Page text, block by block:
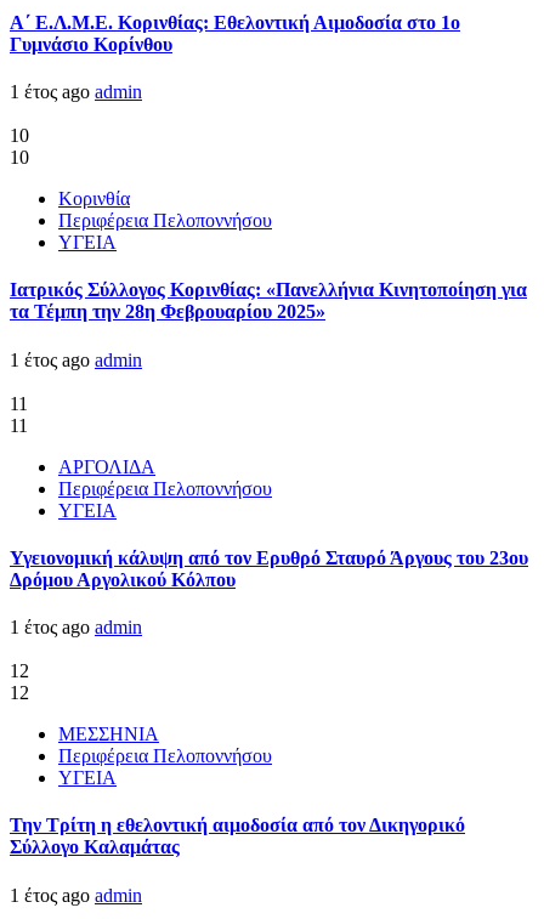
Α΄ Ε.Λ.Μ.Ε. Κορινθίας: Εθελοντική Αιμοδοσία στο 1ο
Γυμνάσιο Κορίνθου
1 έτος ago admin
10
10
Κορινθία
Περιφέρεια Πελοποννήσου
ΥΓΕΙΑ
Ιατρικός Σύλλογος Κορινθίας: «Πανελλήνια Κινητοποίηση για
τα Τέμπη την 28η Φεβρουαρίου 2025»
1 έτος ago admin
11
11
ΑΡΓΟΛΙΔΑ
Περιφέρεια Πελοποννήσου
ΥΓΕΙΑ
Υγειονομική κάλυψη από τον Ερυθρό Σταυρό Άργους του 23ου
Δρόμου Αργολικού Κόλπου
1 έτος ago admin
12
12
ΜΕΣΣΗΝΙΑ
Περιφέρεια Πελοποννήσου
ΥΓΕΙΑ
Την Τρίτη η εθελοντική αιμοδοσία από τον Δικηγορικό
Σύλλογο Καλαμάτας
1 έτος ago admin